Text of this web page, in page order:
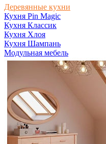
Деревянные кухни
Кухня Pin Magic
Кухня Классик
Кухня Хлоя
Кухня Шампань
Модульная мебель